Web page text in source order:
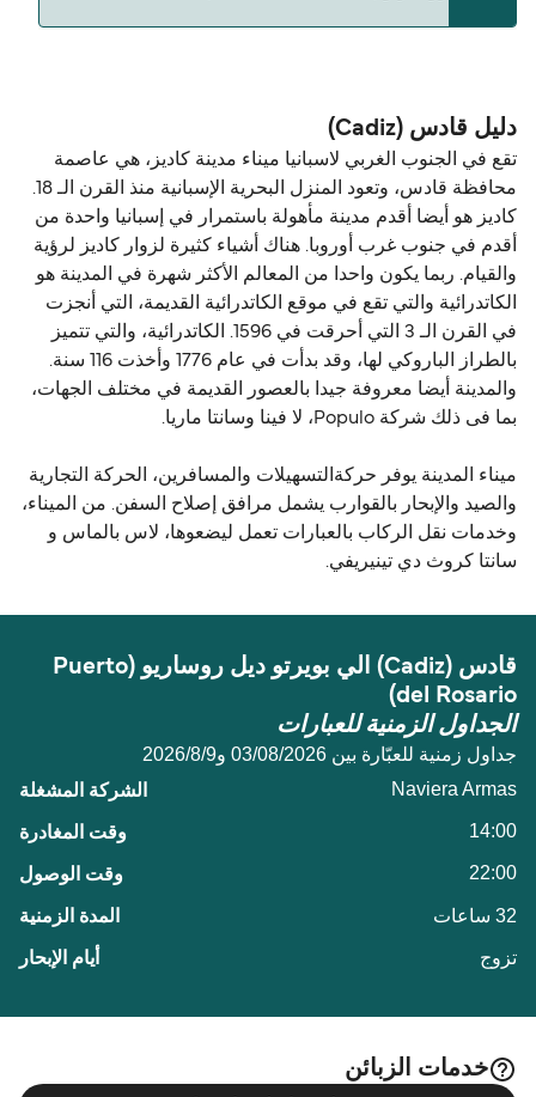
دليل قادس (Cadiz)
تقع في الجنوب الغربي لاسبانيا ميناء مدينة كاديز، هي عاصمة
محافظة قادس، وتعود المنزل البحرية الإسبانية منذ القرن الـ 18.
كاديز هو أيضا أقدم مدينة مأهولة باستمرار في إسبانيا واحدة من
أقدم في جنوب غرب أوروبا. هناك أشياء كثيرة لزوار كاديز لرؤية
والقيام. ربما يكون واحدا من المعالم الأكثر شهرة في المدينة هو
الكاتدرائية والتي تقع في موقع الكاتدرائية القديمة، التي أنجزت
في القرن الـ 3 التي أحرقت في 1596. الكاتدرائية، والتي تتميز
بالطراز الباروكي لها، وقد بدأت في عام 1776 وأخذت 116 سنة.
والمدينة أيضا معروفة جيدا بالعصور القديمة في مختلف الجهات،
بما فى ذلك شركة Populo، لا فينا وسانتا ماريا.
ميناء المدينة يوفر حركةالتسهيلات والمسافرين، الحركة التجارية
والصيد والإبحار بالقوارب يشمل مرافق إصلاح السفن. من الميناء،
وخدمات نقل الركاب بالعبارات تعمل ليضعوها، لاس بالماس و
سانتا كروث دي تينيريفي.
قادس (Cadiz) الي بويرتو ديل روساريو (Puerto
del Rosario)
الجداول الزمنية للعبارات
جداول زمنية للعبّارة بين 03/08/2026 و9‏/8‏/2026
Naviera Armas
14:00
22:00
32 ساعات
تزوج
خدمات الزبائن